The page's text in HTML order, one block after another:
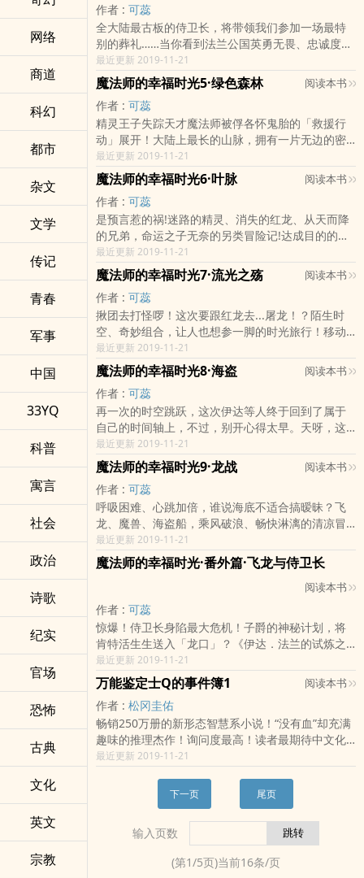
网络
商道
科幻
都市
杂文
文学
传记
青春
军事
中国
33YQ
科普
寓言
社会
政治
诗歌
纪实
官场
恐怖
古典
文化
英文
宗教
时空之岛带回的「魔宠」谷莠子，真面目还是摸不
清的谜团，她即将带领伊达前往从来无人知晓的法
师塔遗迹。传说中魔法师华伦迪尔与镜子迷宫的秘
密，伊达内心真正向往的事物，以及他可能经历的
人生......都将一一揭晓。《都市妖》可蕊的奇幻新
作，全新的世界观、精彩有趣的剧情、鲜明活泼的
角色描写，让人忍不住一头栽进去的全新魔法世
界。
危险的时空裂缝，没想到却因为魔力干扰，使伊达
和舞蹈者穿越空间，意外展开一场惊险刺激的冒险
之旅！来到异世界并须付出相对的代价，伊达付出
了自己宝贵的魔力，而舞蹈者却不知自己的代价为
何，伟大的红龙阁下心中无限不安，夜夜恶梦不
停、惊叫不断……沙尘遍野的辽阔世界、拥有高度智
慧的异界生物，伴随着伙伴之间永无止尽的斗嘴，
伊达与舞蹈者，探索未知的世界，寻找回家的方
法！
作者 : 可蕊
全大陆最古板的侍卫长，将带领我们参加一场最特
别的葬礼……当你看到法兰公国英勇无畏、忠诚度百
分百的卫兵，毅然决然弃守自己的工作岗位时，就
该知道，不平凡的灾难要降临了……为什么伊达．法
兰的侍卫总是做不久？是他独特的个人特质造成，
还是那些特别的「朋友」？大魔法师这次找来了全
大陆最古板的侍卫长——肯特．海兰斯。这个「六
号」侍卫长能撑多久呢？总是想太多的肯特面对不
按牌理出牌的伊达，每天都有鸡飞狗跳、困难重重
的任务等待达成。直到伟大的魔法师阁下把稿件完
成……为什么每个人听到消息后都摆出一脸惊恐、等
着看好戏的表情？难道这与红龙那渐渐逼近的咆哮
声有关？神秘人带来了大图书馆里的古卷，更提出
了不合理的要求，伊达难道又要踏上一段轰轰烈
烈、不可思议的冒险旅程了吗？
最近更新 2019-11-21
魔法师的幸福时光5·绿色森林 阅读本书
作者 : 可蕊
精灵王子失踪天才魔法师被俘各怀鬼胎的「救援行
动」展开！大陆上最长的山脉，拥有一片无边的密
林，那里是神的子民，精灵王国的领地。为修复与
精灵族的友好关系，伊达在经历了「子爵外出旅行
前全民运动」后，终于来到传说中的精灵族领地。
没想到等在前方的却是......看着无端被精灵强行带走
的伊达和谷莠子，被赶进原始森林的肯特侍卫长该
如何行动？在他头顶上盘旋的巨大身影又是什么？
朗朗绿色天幕下，和平假象正被悄悄撕裂。明尔的
失踪、「强力救援」的秘密打算、谷莠子数千年前
的真实身分，有关精灵与人们的谜团正逐渐揭晓！
最近更新 2019-11-21
魔法师的幸福时光6·叶脉 阅读本书
作者 : 可蕊
是预言惹的祸!迷路的精灵、消失的红龙、从天而降
的兄弟，命运之子无奈的另类冒险记!达成目的的伊
达一行即将返国，却在森林中迷路了，没想到被困
住的人还有苍龙的王子、百川的公主和斯尔兰。深
受大自然喜爱的精灵竟然也会在绿林中迷失方向，
让众人更加觉得这件事并不单纯。究竟是谁不想让
他们离开森林？目的又是什么？精灵王国为何似乎
没有发现这等异状？此时，只身在绿林中的可疑人
物会是谁？他的出现对各方人马勉强维持的和谐将
产生什么冲击？等到黑幕重重的事件渐渐落幕，伊
达、斯尔兰、明尔三人间的关系会发生什么变化？
怀抱各种心思的寻找出口冒险记！ ……
最近更新 2019-11-21
魔法师的幸福时光7·流光之殇 阅读本书
作者 : 可蕊
揪团去打怪啰！这次要跟红龙去...屠龙！？陌生时
空、奇妙组合，让人也想参一脚的时光旅行！移动
魔法遭到莫名干扰，伊达等人掉入了陌生的时空，
经过调查，原因与黑岩城的屠龙行动脱离不了关
系。组成佣兵团的伊达等人，遇上了一位神秘的魔
法师，性格、作风都与伊达截然相反的他加入这支
屠龙队伍，似乎别有目的？来到这个时空后的红龙
性情大变，判若两「龙」，除了肯特外，伊达、谷
莠子和红龙自己似乎都心里有数。是怎样的回忆，
让伟大的红龙阁下心情激动、不能自已？子爵至上
的肯特，面对反常的红龙，又暗自许下了何种决
心？另一方面，伊达虽找出了魔法干扰的来源，向
来冷静理智的他，心中却充满了犹豫、期待、嫉妒
等复杂情绪，而这些，莫非ㄛO因为那位神秘的强大
魔法师？是巧合还是心计，众人竟来到了「关键的
时间」... ……
最近更新 2019-11-21
魔法师的幸福时光8·海盗 阅读本书
作者 : 可蕊
再一次的时空跳跃，这次伊达等人终于回到了属于
自己的时间轴上，不过，别开心得太早。天呀，这
里是......哪里呀？身处「无界之海」的伊达一行人因
故来到了海盗岛，没想到这岛竟是龙骑士与「咆哮
者」建立起来的！从红龙的微妙表情来看，「咆哮
者」和「舞蹈者」似乎有什么神秘关系？海盗岛上
正弥漫着继承人竞争的紧张气氛，人鱼、人类、海
精灵，三种智慧生物也正处于剑拔弩张的关键时
期，伊达一行人的出现无疑带来了种种变局，「那
人」的出现难道又是危机的降临？碎碎念红龙与哀
怨的肯特，一人一龙感情逐渐加温，他们之间是否
会诞生全新不同的关系？面对冷静的谷莠子，始终
像个孩子般伊达，能否扭转劣局？险恶大海上，他
们的不平凡旅程再开新局 ……
最近更新 2019-11-21
魔法师的幸福时光9·龙战 阅读本书
作者 : 可蕊
呼吸困难、心跳加倍，谁说海底不适合搞暧昧？飞
龙、魔兽、海盗船，乘风破浪、畅快淋漓的清凉冒
险！寻找蓝龙之旅还真是出师不利，伊达一行人在
海上遭遇奇袭，眼看水下呼吸剂就要用完了，难道
天才魔法师也难逃此劫？被迫和伊达分开行动的肯
特与敌人正面冲突，在这关键时刻，红龙的一句
话，让他不得不正视自己的心意……龙骑士与飞龙之
间的深厚情谊，岂能轻易任人践踏！看似幽静的深
海其实热闹非凡，海底种族的内斗渐趋白热化，被
誉为天才阴谋家的伊达，会是那个改变海底势力分
布、为海盗岛带来转机的人吗？蔚蓝海上的冒险之
旅，分开的两方终有会合的一天……
最近更新 2019-11-21
魔法师的幸福时光·番外篇·飞龙与侍卫长
阅读本书
作者 : 可蕊
惊爆！侍卫长身陷最大危机！子爵的神秘计划，将
肯特活生生送入「龙口」？《伊达．法兰的试炼之
旅Ⅰ》诡异的遗迹里满布魔法机关陷阱，凶残的魔兽
和鬼魂不时出没，欢迎来到这次的试炼场地——谜
之古堡。多年前伊达第一次参加魔法学徒试炼时，
苏拉斯明明早已具备魔法师能力，为何甘愿当他的
保护者？什么原因将导致本就困难的试炼雪上加
霜？巨大的恨意驱使每个人做出不一样的抉择，稚
嫩的魔法幼苗们即将踏上处处危机的考验！《矿
下」召唤，肯特侍卫长狼狈不堪地匆匆赶至，但等
在他面前的更是棘手的任务——陪同伟大的红龙阁
下「参观」宝石矿山！拥有宝石搜集狂美名的舞蹈
者会只看不拿？偏远深山的阴谋诡计与宝石攻防
战，伴随着一人一龙正经八百的辩论，揭开序幕 ……
最近更新 2019-11-21
万能鉴定士Q的事件簿1 阅读本书
作者 : 松冈圭佑
畅销250万册的新形态智慧系小说！“没有血”却充满
趣味的推理杰作！询问度最高！读者最期待中文化
的一对解谜搭档！23岁的冰山美人，竟是一眼就能
分辨真伪的“万能鉴定士”东京地铁人手一本！改编电
影、漫画，全面强势攻占！《万能鉴定士Q的事件
簿》系列作品第一集《谜样贴纸入侵东京》！东京
街头陆续出现大量神秘贴纸，少一根筋但冲劲十足
的周刊记者小笠原奉命调查，走投无路之下，偶然
找上了自称“万能鉴定士Q”的凛田莉子。莉子是个从
小成绩吊车尾、只有脸蛋身材美得过火的傻钮，她
最近更新 2019-11-21
下一页 尾页
输入页数
(第1/5页)当前16条/页